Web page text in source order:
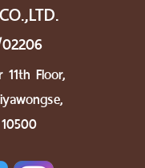
Floor,